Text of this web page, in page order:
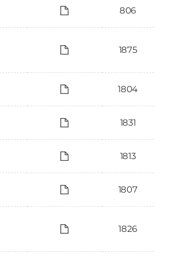
806
1875
1804
1831
1813
1807
1826